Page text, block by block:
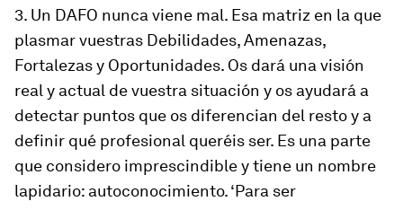
3. Un DAFO nunca viene mal. Esa matriz en la que
plasmar vuestras Debilidades, Amenazas,
Fortalezas y Oportunidades. Os dará una visión
real y actual de vuestra situación y os ayudará a
detectar puntos que os diferencian del resto y a
definir qué profesional queréis ser. Es una parte
que considero imprescindible y tiene un nombre
lapidario: autoconocimiento. ‘Para ser